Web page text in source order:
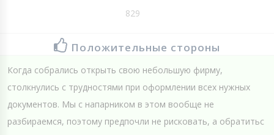
829
Положительные стороны
Когда собрались открыть свою небольшую фирму,
столкнулись с трудностями при оформлении всех нужных
документов. Мы с напарником в этом вообще не
разбираемся, поэтому предпочли не рисковать, а обратитьс